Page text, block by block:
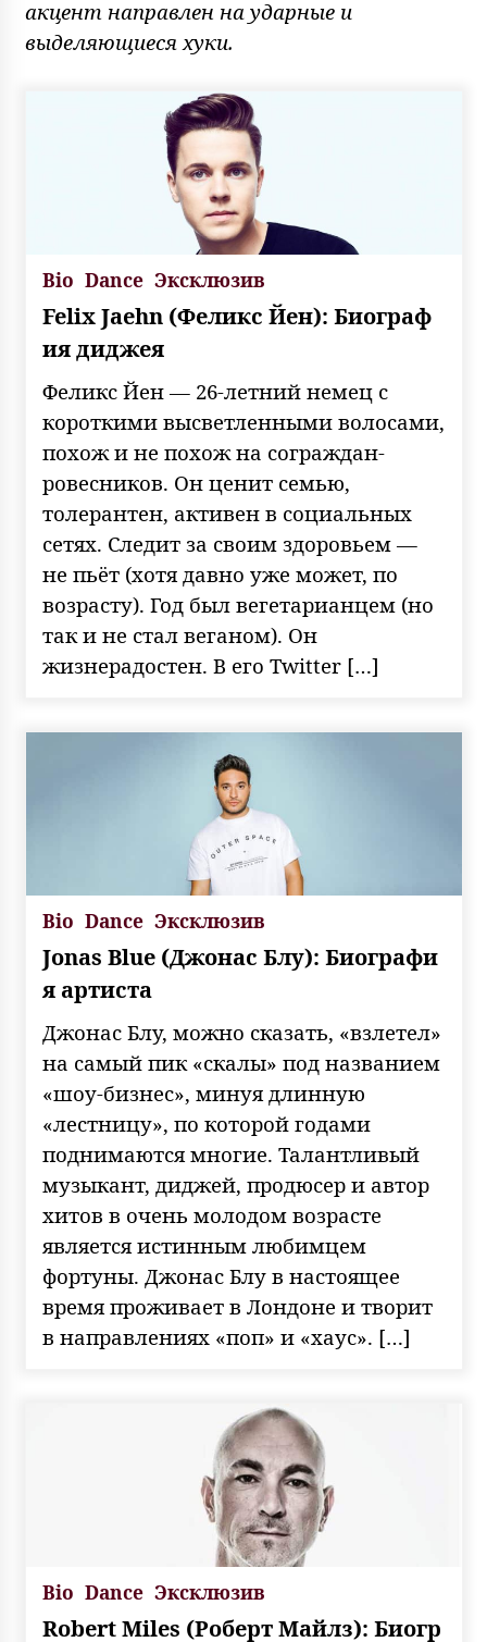
акцент направлен на ударные и
выделяющиеся хуки.
Bio Dance Эксклюзив
Felix Jaehn (Феликс Йен): Биограф
ия диджея
Феликс Йен — 26-летний немец с
короткими высветленными волосами,
похож и не похож на сограждан-
ровесников. Он ценит семью,
толерантен, активен в социальных
сетях. Следит за своим здоровьем —
не пьёт (хотя давно уже может, по
возрасту). Год был вегетарианцем (но
так и не стал веганом). Он
жизнерадостен. В его Twitter […]
Bio Dance Эксклюзив
Jonas Blue (Джонас Блу): Биографи
я артиста
Джонас Блу, можно сказать, «взлетел»
на самый пик «скалы» под названием
«шоу-бизнес», минуя длинную
«лестницу», по которой годами
поднимаются многие. Талантливый
музыкант, диджей, продюсер и автор
хитов в очень молодом возрасте
является истинным любимцем
фортуны. Джонас Блу в настоящее
время проживает в Лондоне и творит
в направлениях «поп» и «хаус». […]
Bio Dance Эксклюзив
Robert Miles (Роберт Майлз): Биогр